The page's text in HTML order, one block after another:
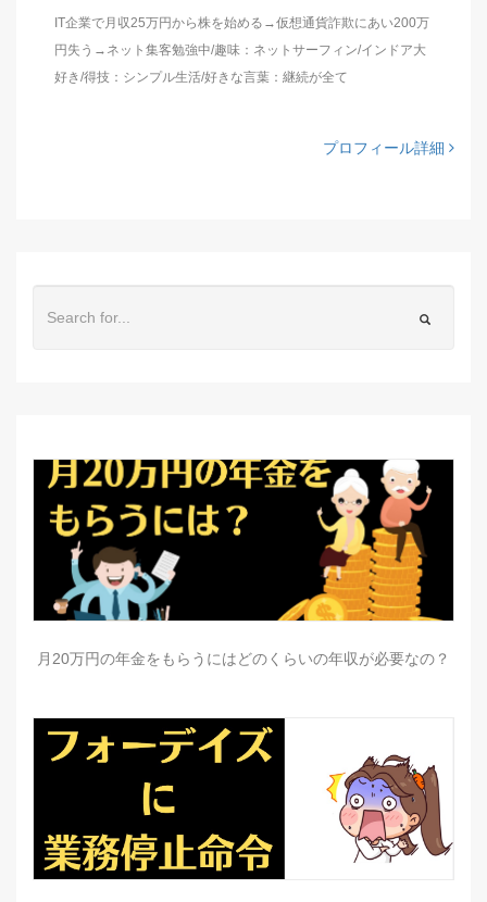
IT企業で月収25万円から株を始める→仮想通貨詐欺にあい200万
円失う→ネット集客勉強中/趣味：ネットサーフィン/インドア大
好き/得技：シンプル生活/好きな言葉：継続が全て
プロフィール詳細
月20万円の年金をもらうにはどのくらいの年収が必要なの？